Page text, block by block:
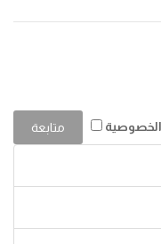
الخصوصية